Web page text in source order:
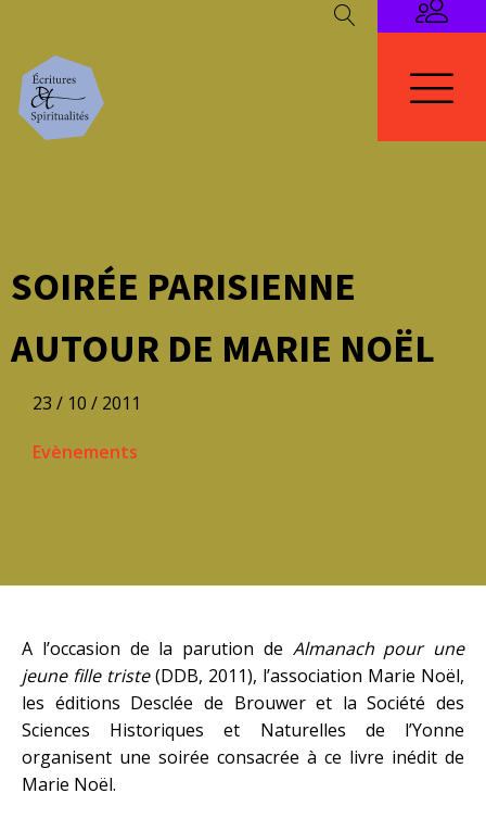
SOIRÉE PARISIENNE
AUTOUR DE MARIE NOËL
23 / 10 / 2011
Evènements
A l’occasion de la parution de Almanach pour une
jeune fille triste(DDB, 2011), l’association Marie Noël,
les éditions Desclée de Brouwer et la Société des
Sciences Historiques et Naturelles de l’Yonne
organisent une soirée consacrée à ce livre inédit de
Marie Noël.